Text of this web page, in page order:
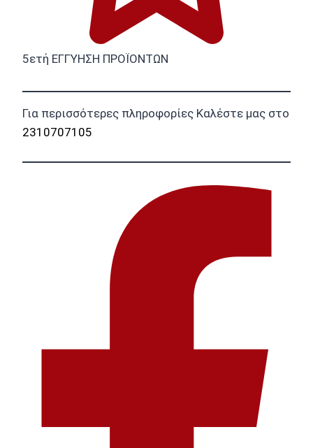
5ετή ΕΓΓΥΗΣΗ ΠΡΟΪΟΝΤΩΝ
Για περισσότερες πληροφορίες Καλέστε μας στο
2310707105